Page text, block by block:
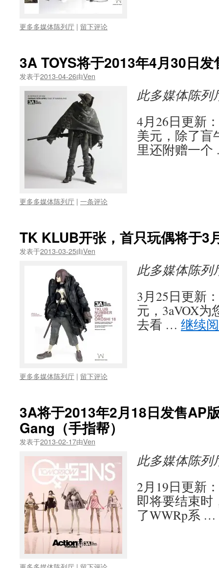
更多多媒体陈列厅 | 留下评论
3A TOYS将于2013年4月30日
发表于2013-04-26由Ven
此多媒体陈
4月26日更新
美元，除了盲
里还附赠一
更多多媒体陈列厅 | 一条评论
TK KLUB开张，首只玩偶将于3
发表于2013-03-25由Ven
此多媒体陈
3月25日更新
元，3aVOX为
去看 … 继续
更多多媒体陈列厅 | 留下评论
3A将于2013年2月18日发售AP
Gang（手指帮）
发表于2013-02-17由Ven
此多媒体陈
2月19日更新
即将要结束时
了WWRp系 …